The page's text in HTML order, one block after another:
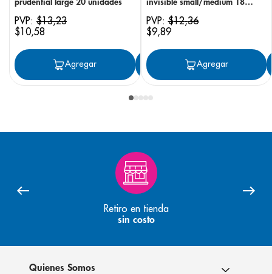
prudential large 20 unidades
PVP: $13,23
$10,58
Agregar Agregar
invisible small/medium 18
PVP:$12,36
$9,89
Agregar
Retiro en tienda
sin costo
Quienes Somos